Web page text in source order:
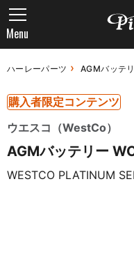
Menu
ハーレーパーツ AGMバッテ
購入者限定コンテンツ
ウエスコ（WestCo）
AGMバッテリー
WESTCO PLATINUM